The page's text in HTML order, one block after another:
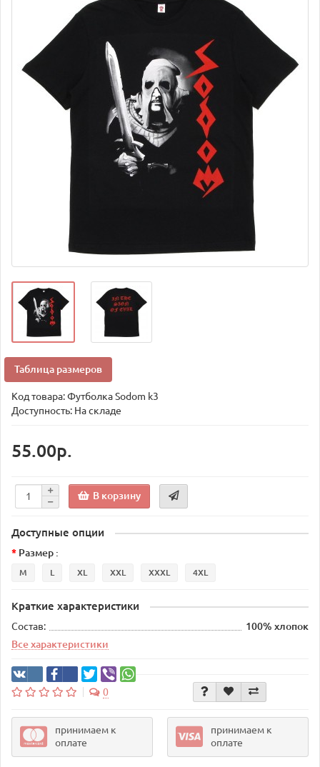
Таблица размеров
Код товара:Футболка Sodom k3
Доступность: На складе
55.00р.
В корзину
Доступные опции
Размер :
M L XL XXL XXXL 4XL
Краткие характеристики
Состав:
100% хлопок
Все характеристики
0
принимаем к
оплате
принимаем к
оплате